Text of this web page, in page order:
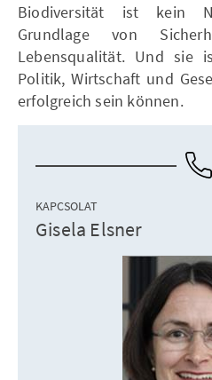
Biodiversität ist kein
Grundlage von
Lebensqualität. Und sie
Politik, Wirtschaft und
erfolgreich sein können.
KAPCSOLAT
Gisela Elsner